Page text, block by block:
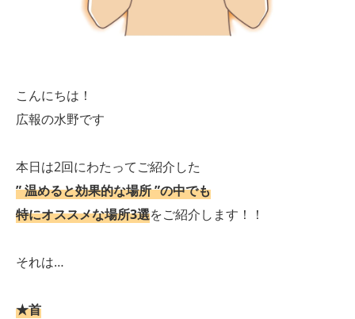
こんにちは！
広報の水野です
本日は2回にわたってご紹介した
” 温めると効果的な場所 ”の中でも
特にオススメな場所3選をご紹介します！！
それは…
★首